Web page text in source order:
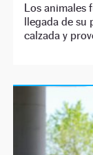
Los animales
llegada de su
calzada y